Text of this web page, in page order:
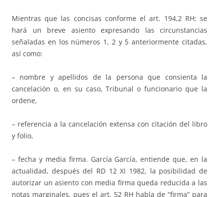
Mientras que las concisas conforme el art. 194,2 RH: se
hará un breve asiento expresando las circunstancias
señaladas en los números 1, 2 y 5 anteriormente citadas,
así como:
– nombre y apellidos de la persona que consienta la
cancelación o, en su caso, Tribunal o funcionario que la
ordene,
– referencia a la cancelación extensa con citación del libro
y folio,
– fecha y media firma. García García, entiende que, en la
actualidad, después del RD 12 XI 1982, la posibilidad de
autorizar un asiento con media firma queda reducida a las
notas marginales, pues el art. 52 RH habla de “firma” para